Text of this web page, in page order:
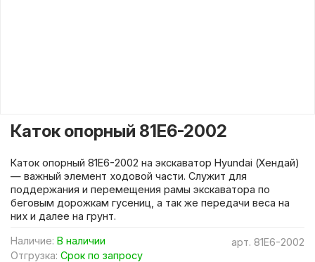
арт. 81E6-2002
Наличие: В наличии
Отгрузка: Срок по запросу
Каток опорный 81E6-2002
Каток опорный 81E6-2002 на экскаватор Hyundai (Хендай)
— важный элемент ходовой части. Служит для
поддержания и перемещения рамы экскаватора по
беговым дорожкам гусениц, а так же передачи веса на
них и далее на грунт.